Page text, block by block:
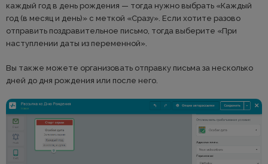
каждый год в день рождения — тогда нужно выбрать «Каждый
год (в месяц и день)» с меткой «Сразу». Если хотите разово
отправить поздравительное письмо, тогда выберите «При
наступлении даты из переменной».
Вы также можете организовать отправку письма за несколько
дней до дня рождения или после него.